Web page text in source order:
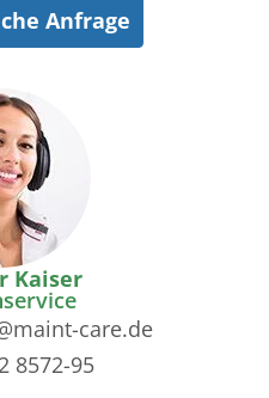
Anfrage
Kaiser
care.de
8572-95